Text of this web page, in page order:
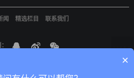
闻 精选栏目 联系我们
×